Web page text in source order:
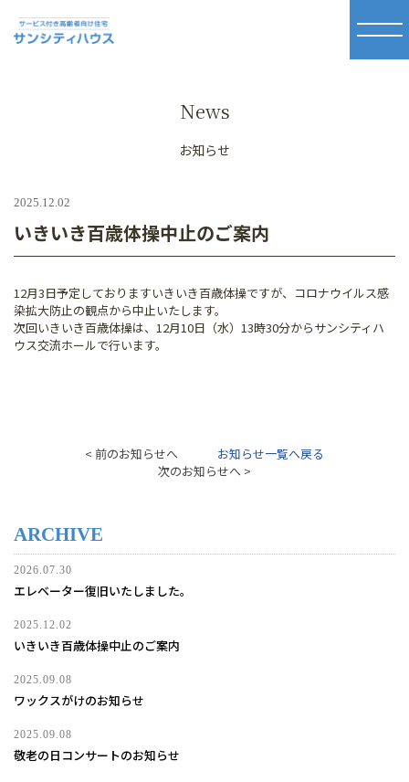
News
お知らせ
2025.12.02
いきいき百歳体操中止のご案内
12月3日予定しておりますいきいき百歳体操ですが、コロナウイルス感
染拡大防止の観点から中止いたします。
次回いきいき百歳体操は、12月10日（水）13時30分からサンシティハ
ウス交流ホールで行います。
< 前のお知らせへ
お知らせ一覧へ戻る
次のお知らせへ >
ARCHIVE
2026.07.30
エレベーター復旧いたしました。
2025.12.02
いきいき百歳体操中止のご案内
2025.09.08
ワックスがけのお知らせ
2025.09.08
敬老の日コンサートのお知らせ